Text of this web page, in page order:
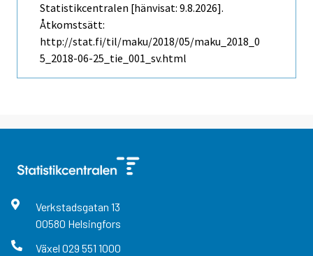
Statistikcentralen [hänvisat: 9.8.2026].
Åtkomstsätt:
http://stat.fi/til/maku/2018/05/maku_2018_0
5_2018-06-25_tie_001_sv.html
Verkstadsgatan 13
00580 Helsingfors
Växel 029 551 1000